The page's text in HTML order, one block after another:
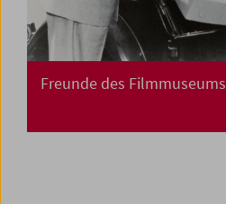
Freunde des Filmmuseums